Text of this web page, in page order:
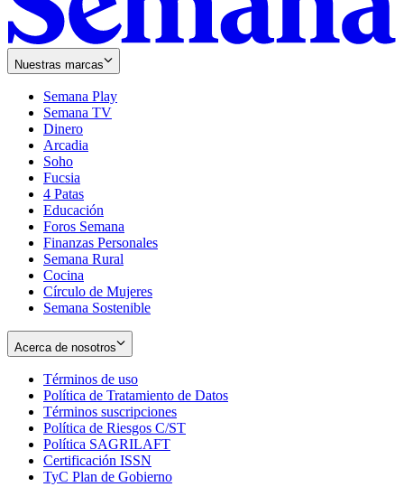
Nuestras marcas
Semana Play
Semana TV
Dinero
Arcadia
Soho
in
new
window
Fucsia
in
new
window
4 Patas
Educación
Foros Semana
Finanzas Personales
Semana Rural
Cocina
Círculo de Mujeres
Semana Sostenible
Acerca de nosotros
Términos de uso
in
new
window
Política de Tratamiento de Datos
Términos suscripciones
in
Política de Riesgos C/ST
Política SAGRILAFT
new
Certificación ISSN
in
TyC Plan de Gobierno